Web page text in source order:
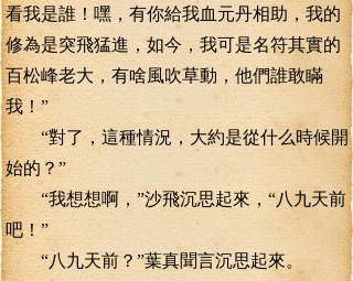
看我是誰！嘿，有你給我血元丹相助，我的
修為是突飛猛進，如今，我可是名符其實的
百松峰老大，有啥風吹草動，他們誰敢瞞
我！”
“對了，這種情況，大約是從什么時候開
始的？”
“我想想啊，”沙飛沉思起來，“八九天前
吧！”
“八九天前？”葉真聞言沉思起來。